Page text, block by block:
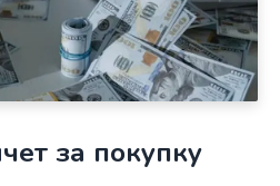
за покупку